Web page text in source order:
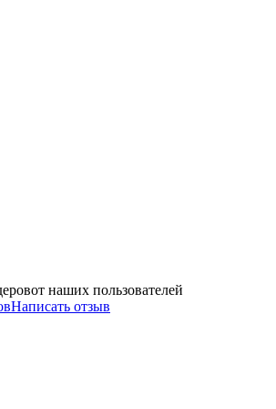
от наших пользователей
Написать отзыв